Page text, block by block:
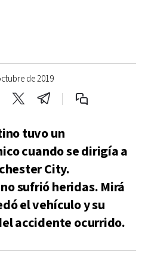
de 2019
tuvo un
cuando se dirigía a
City.
sufrió heridas. Mirá
el vehículo y su
accidente ocurrido.